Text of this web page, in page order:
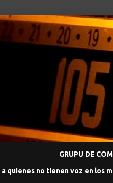
GRUPU DE
quienes no tienen voz en los